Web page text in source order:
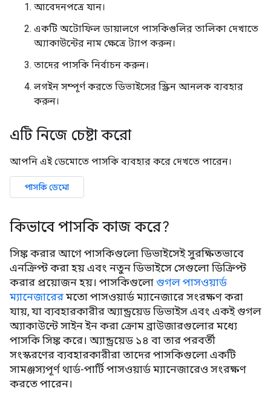
আবেদনপত্রে যান।
একটি অটোফিল ডায়ালগে পাসকিগুলির তালিকা দেখাতে
অ্যাকাউন্টের নাম ক্ষেত্রে ট্যাপ করুন।
তাদের পাসকি নির্বাচন করুন।
লগইন সম্পূর্ণ করতে ডিভাইসের স্ক্রিন আনলক ব্যবহার
করুন।
এটি নিজে চেষ্টা করো
আপনি এই ডেমোতে পাসকি ব্যবহার করে দেখতে পারেন।
পাসকি ডেমো
কিভাবে পাসকি কাজ করে?
সিঙ্ক করার আগে পাসকিগুলো ডিভাইসেই সুরক্ষিতভাবে
এনক্রিপ্ট করা হয় এবং নতুন ডিভাইসে সেগুলো ডিক্রিপ্ট
করার প্রয়োজন হয়। পাসকিগুলোগুগল পাসওয়ার্ড
ম্যানেজারেরমতো পাসওয়ার্ড ম্যানেজারে সংরক্ষণ করা
যায়, যা ব্যবহারকারীর অ্যান্ড্রয়েড ডিভাইস এবং একই গুগল
অ্যাকাউন্টে সাইন ইন করা ক্রোম ব্রাউজারগুলোর মধ্যে
পাসকি সিঙ্ক করে। অ্যান্ড্রয়েড ১৪ বা তার পরবর্তী
সংস্করণের ব্যবহারকারীরা তাদের পাসকিগুলো একটি
সামঞ্জস্যপূর্ণ থার্ড-পার্টি পাসওয়ার্ড ম্যানেজারেও সংরক্ষণ
করতে পারেন।